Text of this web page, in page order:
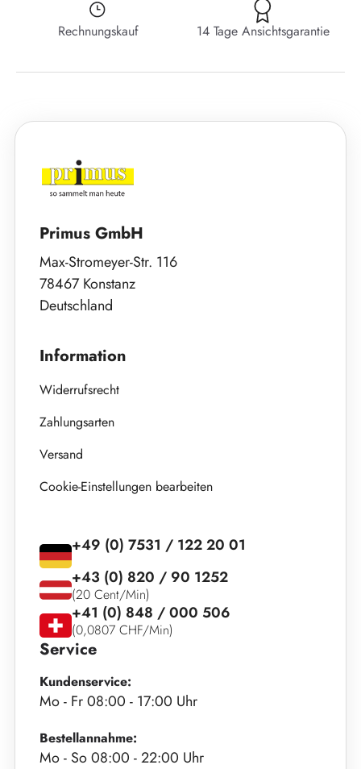
Rechnungskauf 14 Tage Ansichtsgarantie
Primus GmbH
Max-Stromeyer-Str. 116
78467 Konstanz
Deutschland
Information
Widerrufsrecht
Zahlungsarten
Versand
Cookie-Einstellungen bearbeiten
Service
Kundenservice:
Mo - Fr 08:00 - 17:00 Uhr
Bestellannahme:
Mo - So 08:00 - 22:00 Uhr
+49 (0) 7531 / 122 20 01
+43 (0) 820 / 90 1252
(20 Cent/Min)
+41 (0) 848 / 000 506
(0,0807 CHF/Min)